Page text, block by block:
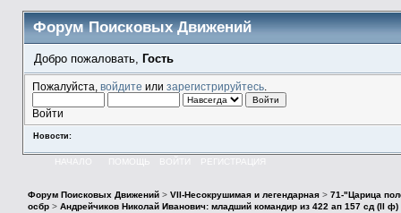
Форум Поисковых Движений
Добро пожаловать, Гость
Пожалуйста, войдите или зарегистрируйтесь.
Войти
Новости:
НАЧАЛО ПОМОЩЬ ВОЙТИ РЕГИСТРАЦИЯ
Форум Поисковых Движений> VII-Несокрушимая и легендарная> 71-"Царица
осбр> Андрейчиков Николай Иванович: младший командир из 422 ап 157 сд (II ф)